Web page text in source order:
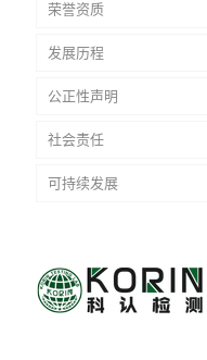
荣誉资质
发展历程
公正性声明
社会责任
可持续发展